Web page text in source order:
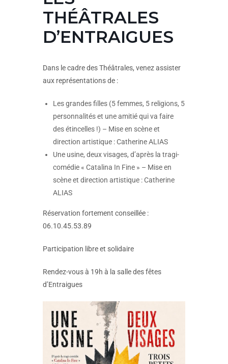
THÉÂTRALES
D’ENTRAIGUES
Dans le cadre des Théâtrales, venez assister
aux représentations de :
Les grandes filles (5 femmes, 5 religions, 5
personnalités et une amitié qui va faire
des étincelles !) – Mise en scène et
direction artistique : Catherine ALIAS
Une usine, deux visages, d’après la tragi-
comédie « Catalina In Fine » – Mise en
scène et direction artistique : Catherine
ALIAS
Réservation fortement conseillée :
06.10.45.53.89
Participation libre et solidaire
Rendez-vous à 19h à la salle des fêtes
d’Entraigues